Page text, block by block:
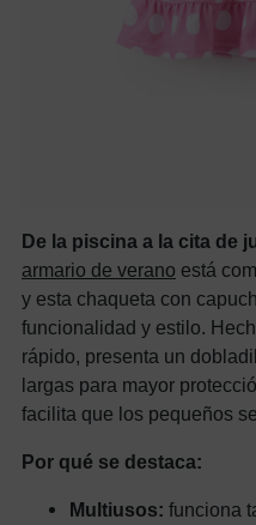
De la piscina a la cita de
armario de verano está
y esta chaqueta con
funcionalidad y estilo.
rápido, presenta un
largas para mayor
facilita que los pequeños
Por qué se destaca:
Multiusos: funciona